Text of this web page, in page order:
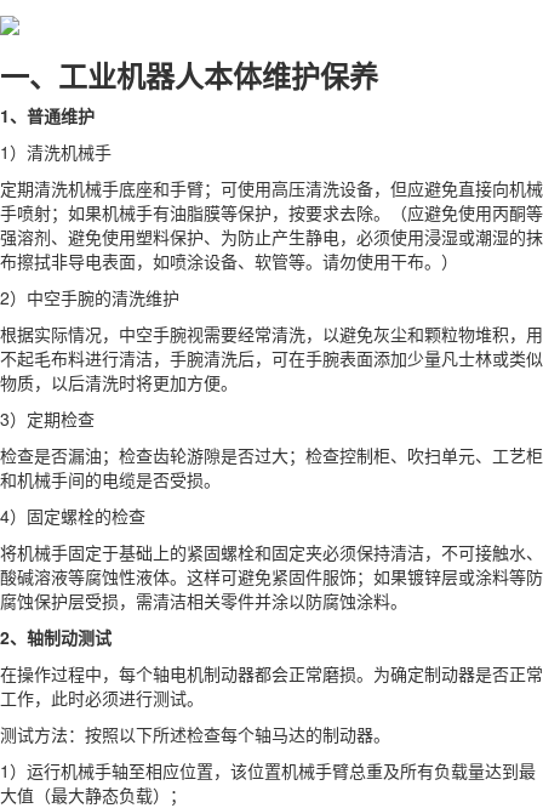
一、工业机器人本体维护保养
1、普通维护
1）清洗机械手
定期清洗机械手底座和手臂；可使用高压清洗设备，但应避免直接向机械
手喷射；如果机械手有油脂膜等保护，按要求去除。（应避免使用丙酮等
强溶剂、避免使用塑料保护、为防止产生静电，必须使用浸湿或潮湿的抹
布擦拭非导电表面，如喷涂设备、软管等。请勿使用干布。）
2）中空手腕的清洗维护
根据实际情况，中空手腕视需要经常清洗，以避免灰尘和颗粒物堆积，用
不起毛布料进行清洁，手腕清洗后，可在手腕表面添加少量凡士林或类似
物质，以后清洗时将更加方便。
3）定期检查
检查是否漏油；检查齿轮游隙是否过大；检查控制柜、吹扫单元、工艺柜
和机械手间的电缆是否受损。
4）固定螺栓的检查
将机械手固定于基础上的紧固螺栓和固定夹必须保持清洁，不可接触水、
酸碱溶液等腐蚀性液体。这样可避免紧固件服饰；如果镀锌层或涂料等防
腐蚀保护层受损，需清洁相关零件并涂以防腐蚀涂料。
2、轴制动测试
在操作过程中，每个轴电机制动器都会正常磨损。为确定制动器是否正常
工作，此时必须进行测试。
测试方法：按照以下所述检查每个轴马达的制动器。
1）运行机械手轴至相应位置，该位置机械手臂总重及所有负载量达到最
大值（最大静态负载）；